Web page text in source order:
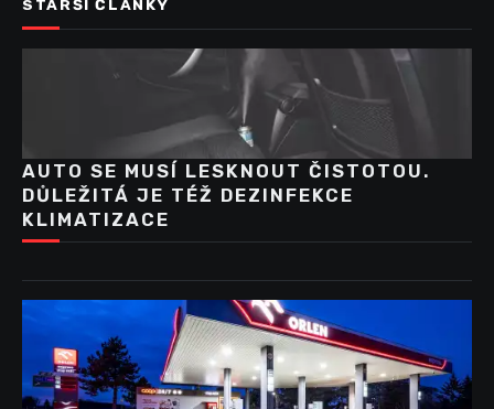
STARŠÍ ČLÁNKY
AUTO SE MUSÍ LESKNOUT ČISTOTOU.
DŮLEŽITÁ JE TÉŽ DEZINFEKCE
KLIMATIZACE